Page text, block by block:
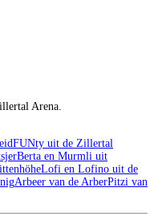
Arena.
FUNty uit de Zillertal
Berta en Murmli uit
Lofi en Lofino uit de
Arbeer van de ArberPitzi van